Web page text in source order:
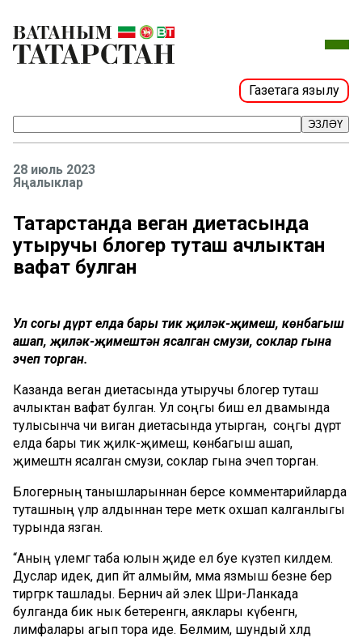
Газетага язылу
ЭЗЛӘҮ
28 июль 2023
Яңалыклар
Татарстанда веган диетасында
утыручы блогер туташ ачлыктан
вафат булган
Ул соңгы дүрт елда бары тик җиләк-җимеш, көнбагыш
ашап, җиләк-җимештән ясалган смузи, соклар гына
эчеп торган.
Казанда веган диетасында утыручы блогер туташ
ачлыктан вафат булган. Ул соңгы биш ел дәвамында
тулысынча чи виган диетасында утырган, ә соңгы дүрт
елда бары тик җиләк-җимеш, көнбагыш ашап,
җимештән ясалган смузи, соклар гына эчеп торган.
Блогерның танышларыннан берсе комментарийларда
туташның үләр алдыннан тере мәеткә охшап калганлыгы
турында язган.
“Аның үлемгә таба юлын җиде ел буе күзәтеп килдем.
Дуслар идек, дип әйтә алмыйм, әмма язмыш безне бер
тирәгәрәк ташлады. Берничә ай элек Шри-Ланкада
булганда бик нык бетеренгән, аяклары күбенгән,
лимфалары агып тора иде. Белмим, шундый хәлдә